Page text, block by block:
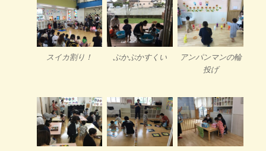
スイカ割り！ ぷかぷかすくい
アンパンマンの輪
投げ